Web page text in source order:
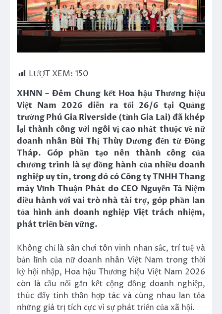
LƯỢT XEM: 150
XHNN – Đêm Chung kết Hoa hậu Thương hiệu
Việt Nam 2026 diễn ra tối 26/6 tại Quảng
trường Phú Gia Riverside (tỉnh Gia Lai) đã khép
lại thành công với ngôi vị cao nhất thuộc về nữ
doanh nhân Bùi Thị Thùy Dương đến từ Đồng
Tháp. Góp phần tạo nên thành công của
chương trình là sự đồng hành của nhiều doanh
nghiệp uy tín, trong đó có Công ty TNHH Thang
máy Vĩnh Thuận Phát do CEO Nguyễn Tá Niệm
điều hành với vai trò nhà tài trợ, góp phần lan
tỏa hình ảnh doanh nghiệp Việt trách nhiệm,
phát triển bền vững.
Không chỉ là sân chơi tôn vinh nhan sắc, trí tuệ và
bản lĩnh của nữ doanh nhân Việt Nam trong thời
kỳ hội nhập, Hoa hậu Thương hiệu Việt Nam 2026
còn là cầu nối gắn kết cộng đồng doanh nghiệp,
thúc đẩy tinh thần hợp tác và cùng nhau lan tỏa
những giá trị tích cực vì sự phát triển của xã hội.